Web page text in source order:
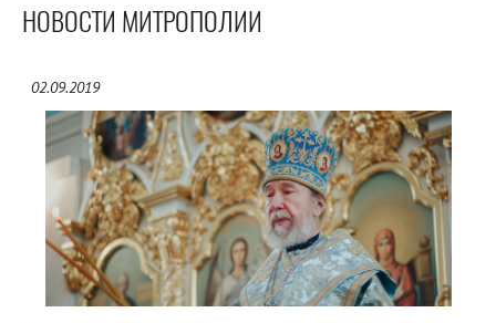
НОВОСТИ МИТРОПОЛИИ
02.09.2019